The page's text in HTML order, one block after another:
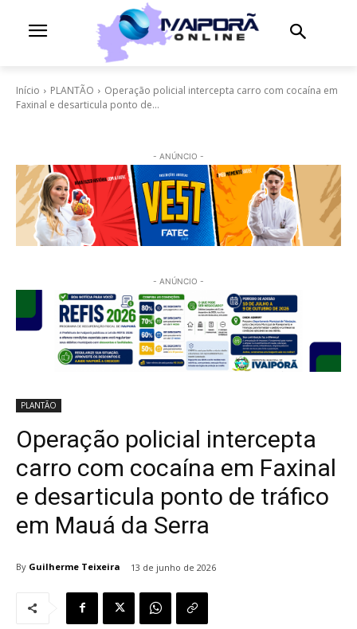
Início PLANTÃO
Operação policial intercepta carro com cocaína em
Faxinal e desarticula ponto de...
- ANÚNCIO -
- ANÚNCIO -
PLANTÃO
Operação policial intercepta
carro com cocaína em Faxinal
e desarticula ponto de tráfico
em Mauá da Serra
By Guilherme Teixeira 13 de junho de 2026